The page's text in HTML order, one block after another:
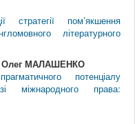
стратегії пом’якшення
літературного
Олег МАЛАШЕНКО
потенціалу
міжнародного права: